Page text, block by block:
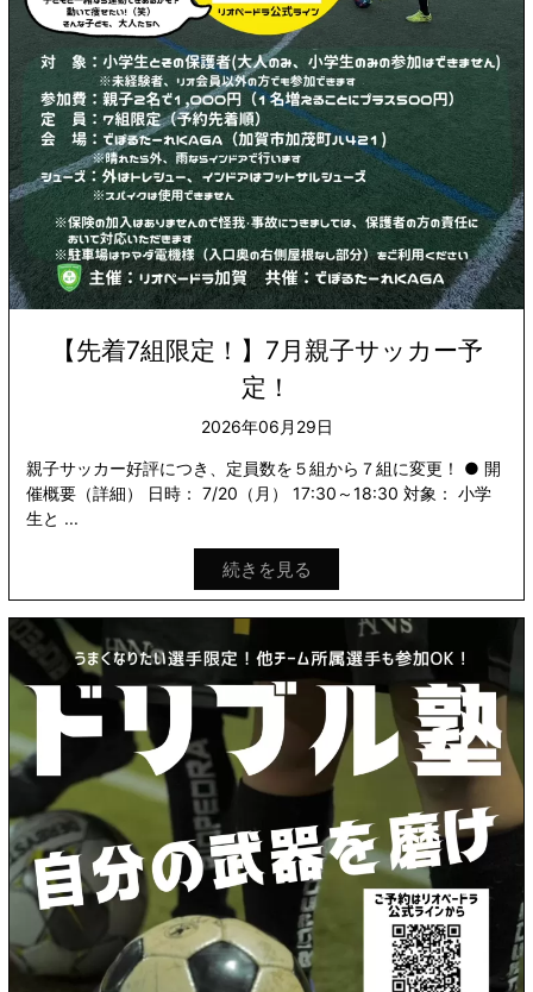
【先着7組限定！】7月親子サッカー予
定！
2026年06月29日
親子サッカー好評につき、定員数を５組から７組に変更！ ● 開
催概要（詳細） 日時： 7/20（月） 17:30～18:30 対象： 小学
生と ...
続きを見る